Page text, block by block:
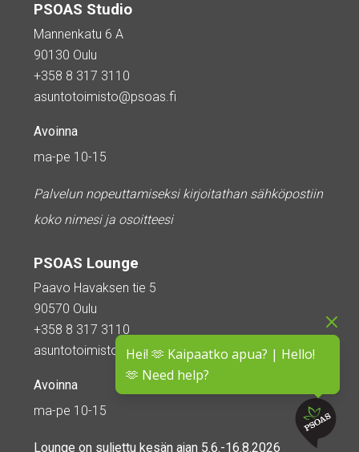
Hei! 🫶 Kaipaatko apua? | Hello!
🫶 Need help?
PSOAS Studio
Mannenkatu 6 A
90130 Oulu
+358 8 317 3110
asuntotoimisto@psoas.fi
Avoinna
ma-pe 10-15
Palvelun nopeuttamiseksi kirjoitathan sähköpostiin
koko nimesi ja osoitteesi
PSOAS Lounge
Paavo Havaksen tie 5
90570 Oulu
+358 8 317 3110
asuntotoimisto@psoas.fi
Avoinna
ma-pe 10-15
Lounge on suljettu kesän ajan 5.6.-16.8.2026